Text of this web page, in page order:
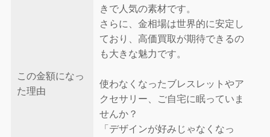
この金額になっ
た理由
きで人気の素材です。
さらに、金相場は世界的に安定し
ており、高価買取が期待できるの
も大きな魅力です。
使わなくなったブレスレットやア
クセサリー、ご自宅に眠っていま
せんか？
「デザインが好みじゃなくなっ